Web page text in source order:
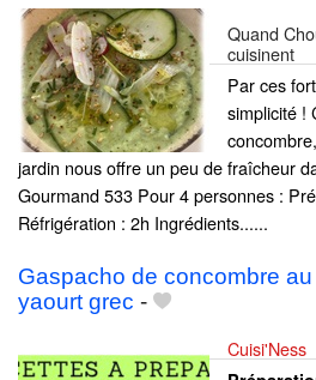
Quand
cuisinent
Par ces
simplicité !
jardin nous offre un peu de fraîcheur
Gourmand 533 Pour 4 personnes :
Réfrigération : 2h Ingrédients......
Gaspacho de concombre
yaourt grec -
Cuisi'Ness